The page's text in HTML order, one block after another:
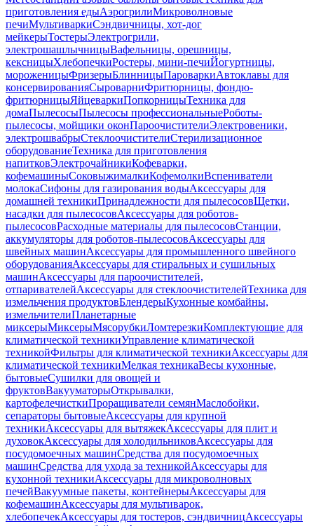
приготовления едыАэрогрилиМикроволновые
печиМультиваркиСэндвичницы, хот-дог
мейкерыТостерыЭлектрогрили,
электрошашлычницыВафельницы, орешницы,
кексницыХлебопечкиРостеры, мини-печиЙогуртницы,
мороженицыФризерыБлинницыПароваркиАвтоклавы для
консервированияСыроварниФритюрницы, фондю-
фритюрницыЯйцеваркиПопкорницыТехника для
домаПылесосыПылесосы профессиональныеРоботы-
пылесосы, мойщики оконПароочистителиЭлектровеники,
электрошвабрыСтеклоочистителиСтерилизационное
оборудованиеТехника для приготовления
напитковЭлектрочайникиКофеварки,
кофемашиныСоковыжималкиКофемолкиВспениватели
молокаСифоны для газирования водыАксессуары для
домашней техникиПринадлежности для пылесосовЩетки,
насадки для пылесосовАксессуары для роботов-
пылесосовРасходные материалы для пылесосовСтанции,
аккумуляторы для роботов-пылесосовАксессуары для
швейных машинАксессуары для промышленного швейного
оборудованияАксессуары для стиральных и сушильных
машинАксессуары для пароочистителей,
отпаривателейАксессуары для стеклоочистителейТехника для
измельчения продуктовБлендерыКухонные комбайны,
измельчителиПланетарные
миксерыМиксерыМясорубкиЛомтерезкиКомплектующие для
климатической техникиУправление климатической
техникойФильтры для климатической техникиАксессуары для
климатической техникиМелкая техникаВесы кухонные,
бытовыеСушилки для овощей и
фруктовВакууматорыОткрывалки,
картофелечисткиПроращиватели семянМаслобойки,
сепараторы бытовыеАксессуары для крупной
техникиАксессуары для вытяжекАксессуары для плит и
духовокАксессуары для холодильниковАксессуары для
посудомоечных машинСредства для посудомоечных
машинСредства для ухода за техникойАксессуары для
кухонной техникиАксессуары для микроволновых
печейВакуумные пакеты, контейнерыАксессуары для
кофемашинАксессуары для мультиварок,
хлебопечекАксессуары для тостеров, сэндвичницАксессуары